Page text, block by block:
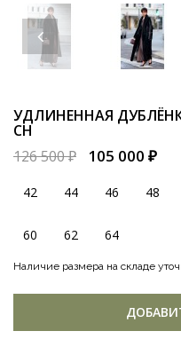
УДЛИНЕННАЯ
CH
126 500 ₽
105 000 ₽
42 44 46 48
60 62 64
Наличие размера на складе